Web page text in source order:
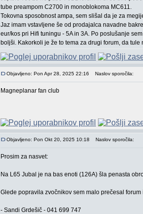
tube preampom C2700 in monoblokoma MC611.
Tokovna sposobnost ampa, sem slišal da je za
Jaz imam vstavljene še od prodajalca navadne
eur/kos pri Hifi tuningu - 5A in 3A. Po poslušanje
boljši. Kakorkoli je že to tema za drugi forum, da
Objavljeno: Pon Apr 28, 2025 22:16 Naslov sporočila:
Magneplanar fan club
Objavljeno: Pon Okt 20, 2025 10:18 Naslov sporočila:
Prosim za nasvet:
Na L65 Jubal je na bas enoti (126A) šla penasta
Glede popravila zvočnikov sem malo prečesal
- Sandi Grdešič - 041 699 747